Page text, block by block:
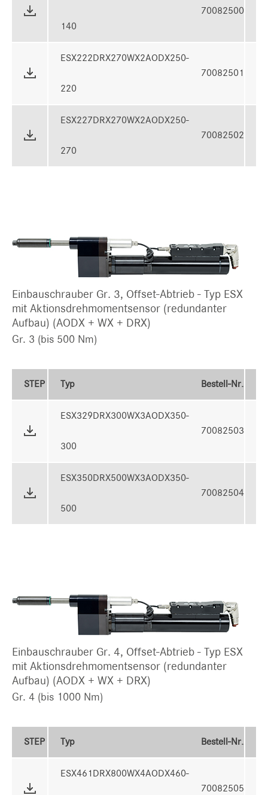
140
70082500
ESX222DRX270WX2AODX250-
220
70082501
ESX227DRX270WX2AODX250-
270
70082502
Einbauschrauber Gr. 3, Offset-Abtrieb - Typ ESX
mit Aktionsdrehmomentsensor (redundanter
Aufbau) (AODX + WX + DRX)
Gr. 3 (bis 500 Nm)
STEP Typ Bestell-Nr.
ESX329DRX300WX3AODX350-
300
70082503
ESX350DRX500WX3AODX350-
500
70082504
Einbauschrauber Gr. 4, Offset-Abtrieb - Typ ESX
mit Aktionsdrehmomentsensor (redundanter
Aufbau) (AODX + WX + DRX)
Gr. 4 (bis 1000 Nm)
STEP Typ Bestell-Nr.
ESX461DRX800WX4AODX460-
70082505